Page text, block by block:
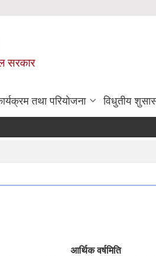
सरकार
तथा परियोजना विधुतीय
आर्थिक वर्षमिति